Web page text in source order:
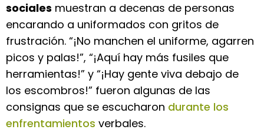
sociales muestran a decenas de personas
encarando a uniformados con gritos de
frustración. “¡No manchen el uniforme, agarren
picos y palas!”, “¡Aquí hay más fusiles que
herramientas!” y “¡Hay gente viva debajo de
los escombros!” fueron algunas de las
consignas que se escucharon durante los
enfrentamientos verbales.